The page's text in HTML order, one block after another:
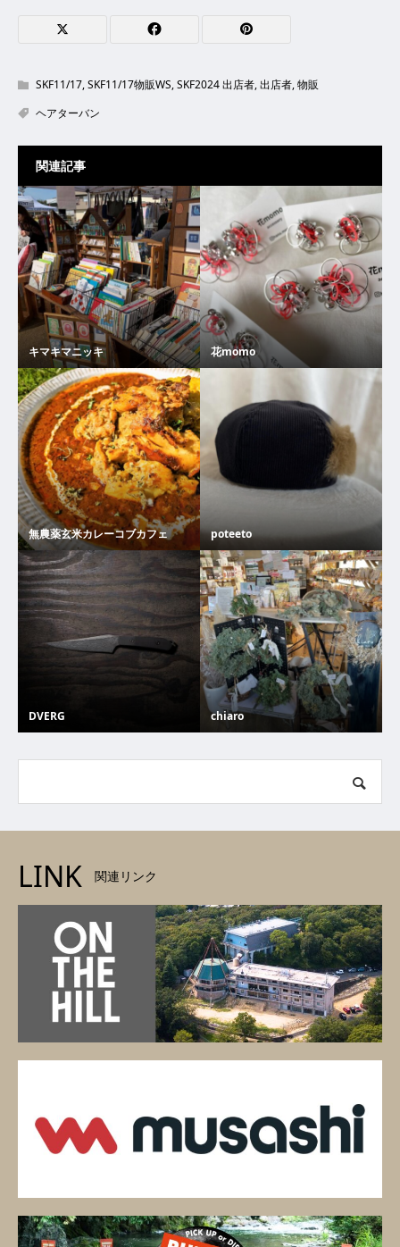
SKF11/17,SKF11/17物販WS,SKF2024 出店者,出店者,物販
ヘアターバン
関連記事
キマキマニッキ 花momo
無農薬玄米カレーコブカフェ poteeto
DVERG chiaro
LINK 関連リンク